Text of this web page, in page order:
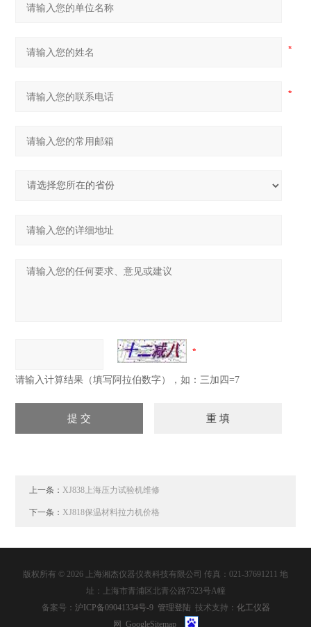
请输入计算结果（填写阿拉伯数字），如：三加四=7
上一条：XJ838上海压力试验机维修
下一条：XJ818保温材料拉力机价格
版权所有 © 2026 上海湘杰仪器仪表科技有限公司 传真：021-37691211 地
址：上海市青浦区北青公路7523号A幢
备案号： 沪ICP备09041334号-9 管理登陆 技术支持： 化工仪器
网 GoogleSitemap